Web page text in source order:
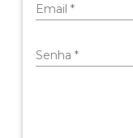
Email *
Senha *